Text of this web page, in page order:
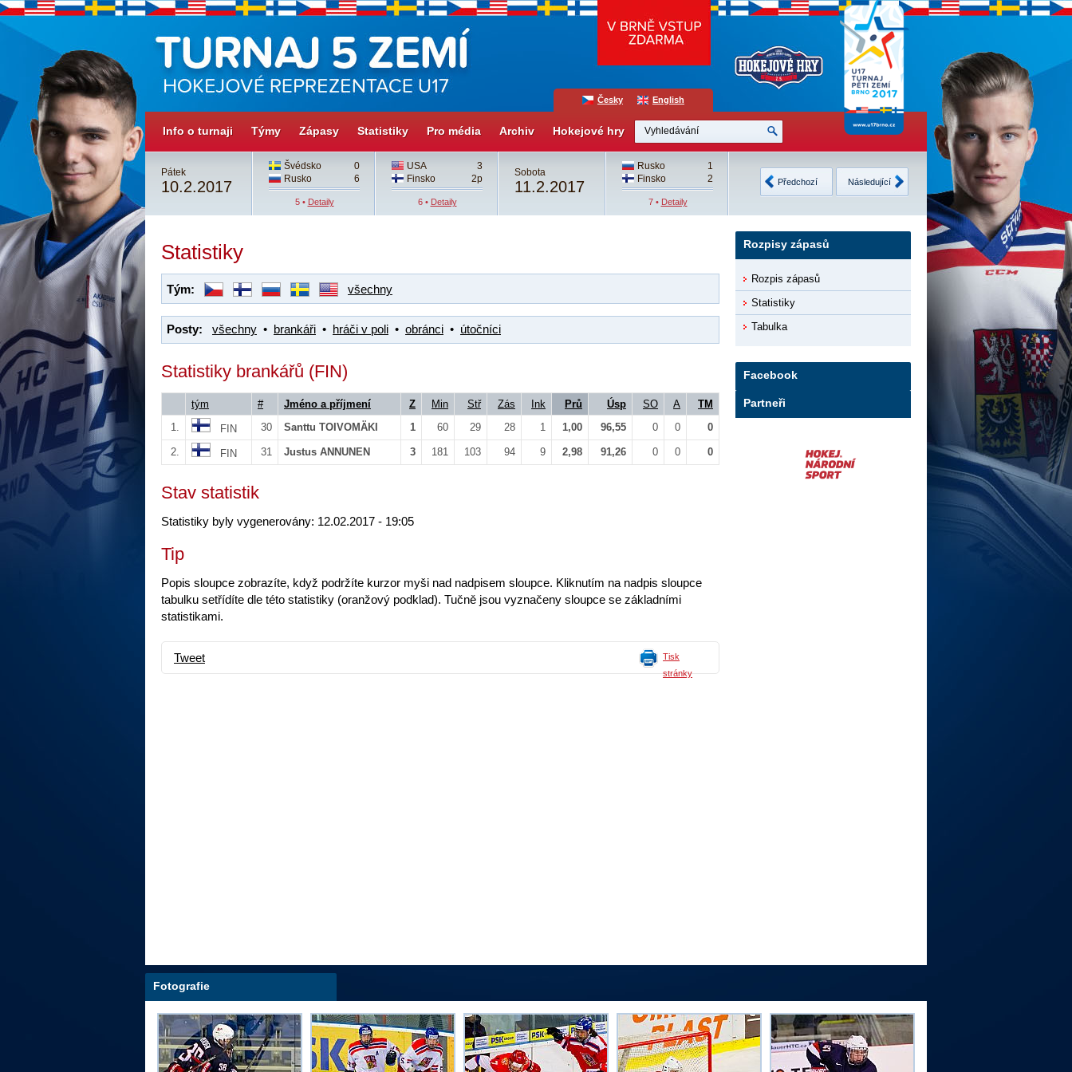
Česky English
Info o turnaji Týmy Zápasy Statistiky Pro média Archiv Hokejové hry
Česko
3
Švédsko
4sn
4 •Detaily
Pátek
10.2.2017
Švédsko
0
Rusko
6
5 • Detaily
USA
3
Finsko
2p
6 • Detaily
Sobota
11.2.2017
Rusko
1
Finsko
2
7 • Detaily
Česko
2
USA
Neděle
12.2.2017
Finsko
Švédsko
9 • Detaily
Předchozí Následující
Statistiky
Tým: všechny
Posty: všechny • brankáři • hráči v poli • obránci • útočníci
Statistiky brankářů (FIN)
tým # Jméno a příjmení Z Min Stř Zás Ink Prů Úsp SO A
TM
1.
FIN 30 Santtu TOIVOMÄKI 1 60 29 28 1 1,00 96,55 0 0 0
2. FIN 31 Justus ANNUNEN 3 181 103 94 9 2,98 91,26 0 0 0
Stav statistik
Statistiky byly vygenerovány: 12.02.2017 - 19:05
Tip
Popis sloupce zobrazíte, když podržíte kurzor myši nad nadpisem sloupce. Kliknutím na nadpis sloupce
tabulku setřídíte dle této statistiky (oranžový podklad). Tučně jsou vyznačeny sloupce se základními
statistikami.
Tweet
Tisk
stránky
Rozpisy zápasů
Rozpis zápasů
Statistiky
Tabulka
Facebook
Partneři
Fotografie